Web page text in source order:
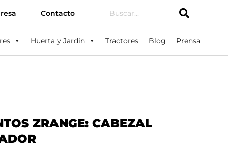
Contacto
Huerta y Jardin Tractores Blog Prensa
ZRANGE: CABEZAL